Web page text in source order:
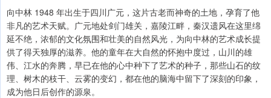
向中林 1948 年出生于四川广元，这片古老而神奇的土地，孕育了他
非凡的艺术天赋。广元地处剑门雄关，嘉陵江畔，秦汉遗风在这里绵
延不绝，浓郁的文化氛围和壮美的自然风光，为向中林的艺术成长提
供了得天独厚的滋养。他的童年在大自然的怀抱中度过，山川的雄
伟、江水的奔腾，早已在他的心中种下了艺术的种子，那些山石的纹
理、树木的枝干、云雾的变幻，都在他的脑海中留下了深刻的印象，
成为他日后创作的源泉。